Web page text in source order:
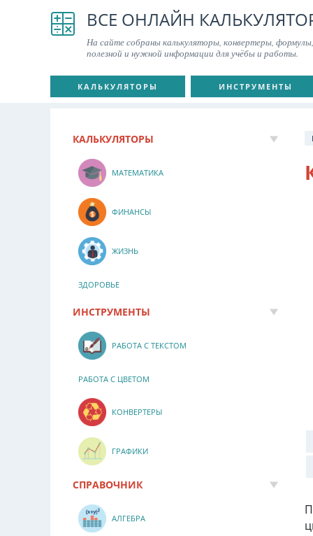
ВСЕ ОНЛАЙН
На сайте собраны калькуляторы, конвертеры,
полезной и нужной информации для учёбы и работы.
КАЛЬКУЛЯТОРЫ ИНСТРУМЕНТЫ
КАЛЬКУЛЯТОРЫ
МАТЕМАТИКА
ФИНАНСЫ
ЖИЗНЬ
ЗДОРОВЬЕ
ИНСТРУМЕНТЫ
РАБОТА С ТЕКСТОМ
РАБОТА С ЦВЕТОМ
КОНВЕРТЕРЫ
ГРАФИКИ
СПРАВОЧНИК
АЛГЕБРА